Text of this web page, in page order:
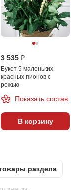
3 535 ₽
Букет 5 маленьких
красных пионов с
рожью
Показать состав
В корзину
раздела